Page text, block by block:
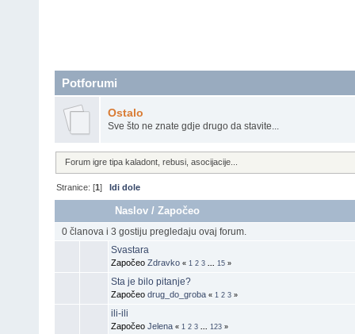
Potforumi
Ostalo
Sve što ne znate gdje drugo da stavite...
Forum igre tipa kaladont, rebusi, asocijacije...
Stranice: [1]Idi dole
Naslov /Započeo
0 članova i 3 gostiju pregledaju ovaj forum.
Svastara
Započeo Zdravko « 1 2 3 15 »
Sta je bilo pitanje?
Započeo drug_do_groba « 1 2 3 »
ili-ili
Započeo Jelena « 1 2 3 123 »